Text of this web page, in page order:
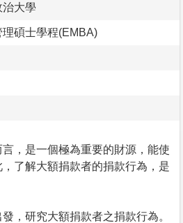
治大學
理碩士學程(EMBA)
，是一個極為重要的財源，能使
了解大額捐款者的捐款行為，是
，研究大額捐款者之捐款行為。